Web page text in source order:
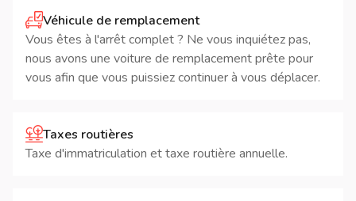
Véhicule de remplacement
Vous êtes à l'arrêt complet ? Ne vous inquiétez pas,
nous avons une voiture de remplacement prête pour
vous afin que vous puissiez continuer à vous déplacer.
Taxes routières
Taxe d'immatriculation et taxe routière annuelle.